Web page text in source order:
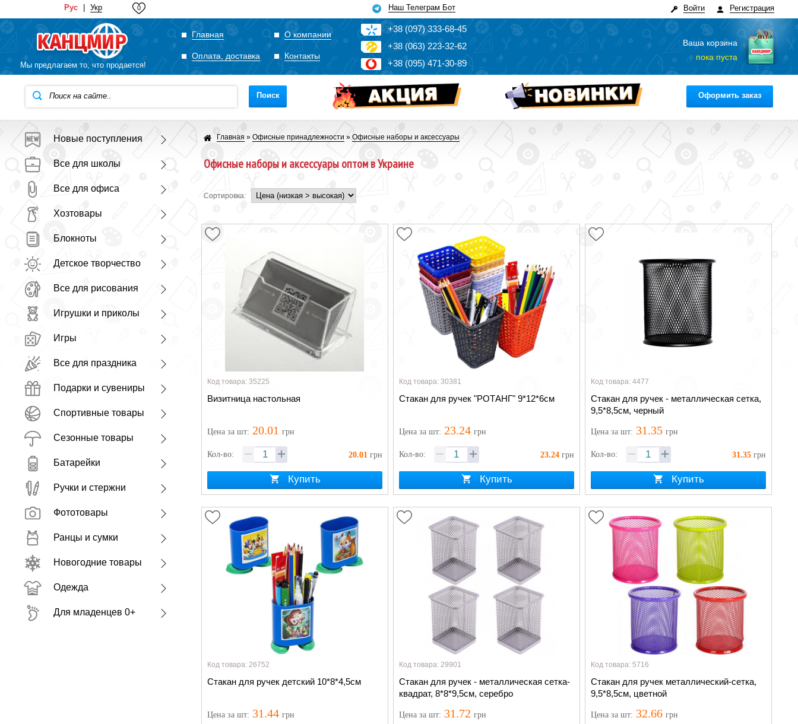
Рус Укр 0 Наш Телеграм Бот Регистрация
Войти
Мы предлагаем то, что продается!
Главная О компании
Оплата, доставка Контакты
+38 (097)333-68-45
+38 (063) 223-32-62
+38 (095) 471-30-89
Ваша корзина
пока пуста
Поиск Оформить заказ
Новые поступления
Все для школы
Все для офиса
Хозтовары
Блокноты
Детское творчество
Все для рисования
Игрушки и приколы
Игры
Все для праздника
Подарки и сувениры
Спортивные товары
Сезонные товары
Батарейки
Ручки и стержни
Фототовары
Ранцы и сумки
Новогодние товары
Одежда
Для младенцев 0+
Главная » Офисные принадлежности » Офисные наборы и аксессуары
Офисные наборы и аксессуары оптом в Украине
Сортировка:
Код товара: 35225
Визитница настольная
Цена за шт: 20.01 грн
Кол-во: 20.01 грн
Купить
Код товара: 30381
Стакан для ручек "РОТАНГ" 9*12*6см
Ценаза шт: 23.24 грн
Кол-во: 23.24 грн
Купить
Код товара: 4477
Стакан для ручек - металлическая сетка,
9,5*8,5см, черный
Ценаза шт: 31.35 грн
Кол-во: 31.35 грн
Купить
Код товара: 26752
Стакан для ручек детский 10*8*4,5см
Цена за шт: 31.44 грн
Код товара: 29901
Стакан для ручек - металлическая сетка-
квадрат, 8*8*9,5см, серебро
Ценаза шт: 31.72 грн
Код товара: 5716
Стакан для ручек металлический-сетка,
9,5*8,5см, цветной
Ценаза шт: 32.66 грн